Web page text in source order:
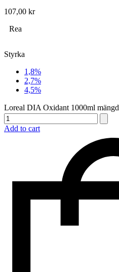
107,00 kr
Rea
Styrka
1,8%
2,7%
4,5%
Loreal DIA Oxidant 1000ml mängd
Add to cart